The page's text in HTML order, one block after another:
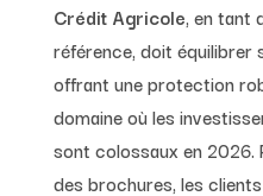
Crédit Agricole, en tant
référence, doit
offrant une protection
domaine où les
sont colossaux en 2026.
des brochures, les